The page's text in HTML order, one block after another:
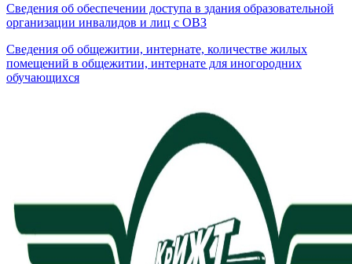
Сведения об обеспечении доступа в здания образовательной
организации инвалидов и лиц с ОВЗ
Сведения об общежитии, интернате, количестве жилых
помещений в общежитии, интернате для иногородних
обучающихся